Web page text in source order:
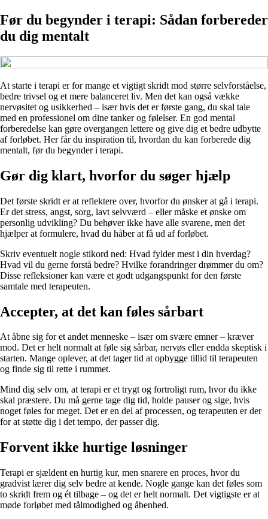
Før du begynder i terapi: Sådan forbereder
du dig mentalt
At starte i terapi er for mange et vigtigt skridt mod større selvforståelse,
bedre trivsel og et mere balanceret liv. Men det kan også vække
nervøsitet og usikkerhed – især hvis det er første gang, du skal tale
med en professionel om dine tanker og følelser. En god mental
forberedelse kan gøre overgangen lettere og give dig et bedre udbytte
af forløbet. Her får du inspiration til, hvordan du kan forberede dig
mentalt, før du begynder i terapi.
Gør dig klart, hvorfor du søger hjælp
Det første skridt er at reflektere over, hvorfor du ønsker at gå i terapi.
Er det stress, angst, sorg, lavt selvværd – eller måske et ønske om
personlig udvikling? Du behøver ikke have alle svarene, men det
hjælper at formulere, hvad du håber at få ud af forløbet.
Skriv eventuelt nogle stikord ned: Hvad fylder mest i din hverdag?
Hvad vil du gerne forstå bedre? Hvilke forandringer drømmer du om?
Disse refleksioner kan være et godt udgangspunkt for den første
samtale med terapeuten.
Accepter, at det kan føles sårbart
At åbne sig for et andet menneske – især om svære emner – kræver
mod. Det er helt normalt at føle sig sårbar, nervøs eller endda skeptisk i
starten. Mange oplever, at det tager tid at opbygge tillid til terapeuten
og finde sig til rette i rummet.
Mind dig selv om, at terapi er et trygt og fortroligt rum, hvor du ikke
skal præstere. Du må gerne tage dig tid, holde pauser og sige, hvis
noget føles for meget. Det er en del af processen, og terapeuten er der
for at støtte dig i det tempo, der passer dig.
Forvent ikke hurtige løsninger
Terapi er sjældent en hurtig kur, men snarere en proces, hvor du
gradvist lærer dig selv bedre at kende. Nogle gange kan det føles som
to skridt frem og ét tilbage – og det er helt normalt. Det vigtigste er at
møde forløbet med tålmodighed og åbenhed.